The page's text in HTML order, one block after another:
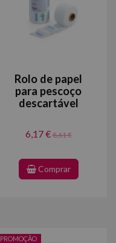
Rolo de papel
para pescoço
descartável
6,17 €8,61 €
Comprar
PROMOÇÃO